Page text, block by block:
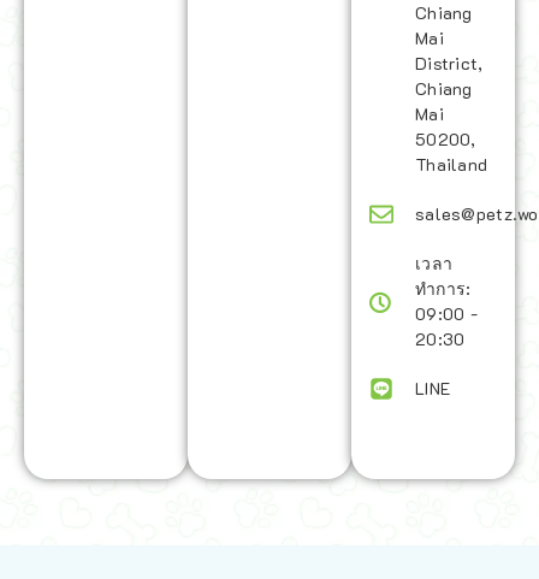
Chiang
Mai
District,
Chiang
Mai
50200,
Thailand
เวลา
ทำการ:
09:00 -
20:30
LINE